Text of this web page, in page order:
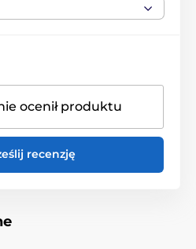
A jeśli coś nie działa, nie
informacje
ocenił produktu
recenzję